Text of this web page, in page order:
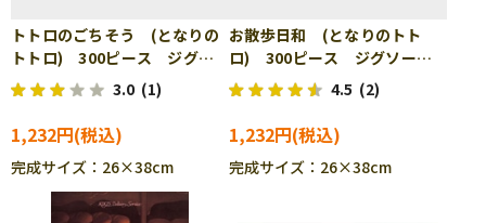
トトロのごちそう (となりの
トトロ) 300ピース ジグソ
ーパズル ENS-300-211
3.0 (1)
1,232円
完成サイズ：26×38cm
お散歩日和 (となりのトト
ロ) 300ピース ジグソーパ
ズル ENS-300-216
4.5 (2)
1,232円
完成サイズ：26×38cm